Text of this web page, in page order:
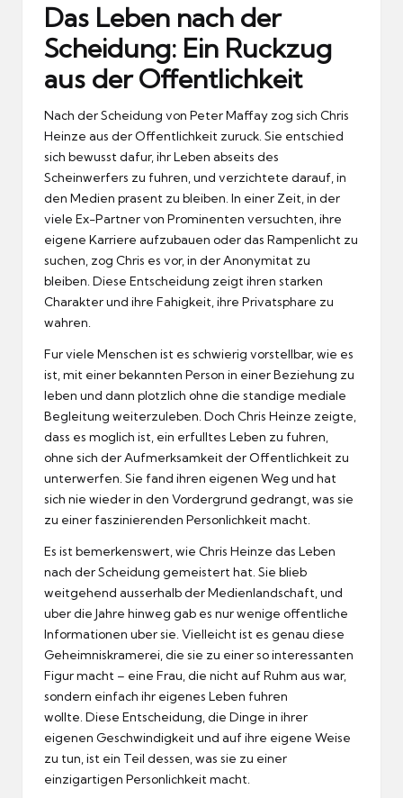
Das Leben nach der
Scheidung: Ein Ruckzug
aus der Offentlichkeit
Nach der Scheidung von Peter Maffay zog sich Chris
Heinze aus der Offentlichkeit zuruck. Sie entschied
sich bewusst dafur, ihr Leben abseits des
Scheinwerfers zu fuhren, und verzichtete darauf, in
den Medien prasent zu bleiben. In einer Zeit, in der
viele Ex-Partner von Prominenten versuchten, ihre
eigene Karriere aufzubauen oder das Rampenlicht zu
suchen, zog Chris es vor, in der Anonymitat zu
bleiben. Diese Entscheidung zeigt ihren starken
Charakter und ihre Fahigkeit, ihre Privatsphare zu
wahren.
Fur viele Menschen ist es schwierig vorstellbar, wie es
ist, mit einer bekannten Person in einer Beziehung zu
leben und dann plotzlich ohne die standige mediale
Begleitung weiterzuleben. Doch Chris Heinze zeigte,
dass es moglich ist, ein erfulltes Leben zu fuhren,
ohne sich der Aufmerksamkeit der Offentlichkeit zu
unterwerfen. Sie fand ihren eigenen Weg und hat
sich nie wieder in den Vordergrund gedrangt, was sie
zu einer faszinierenden Personlichkeit macht.
Es ist bemerkenswert, wie Chris Heinze das Leben
nach der Scheidung gemeistert hat. Sie blieb
weitgehend ausserhalb der Medienlandschaft, und
uber die Jahre hinweg gab es nur wenige offentliche
Informationen uber sie. Vielleicht ist es genau diese
Geheimniskramerei, die sie zu einer so interessanten
Figur macht – eine Frau, die nicht auf Ruhm aus war,
sondern einfach ihr eigenes Leben fuhren
wollte. Diese Entscheidung, die Dinge in ihrer
eigenen Geschwindigkeit und auf ihre eigene Weise
zu tun, ist ein Teil dessen, was sie zu einer
einzigartigen Personlichkeit macht.